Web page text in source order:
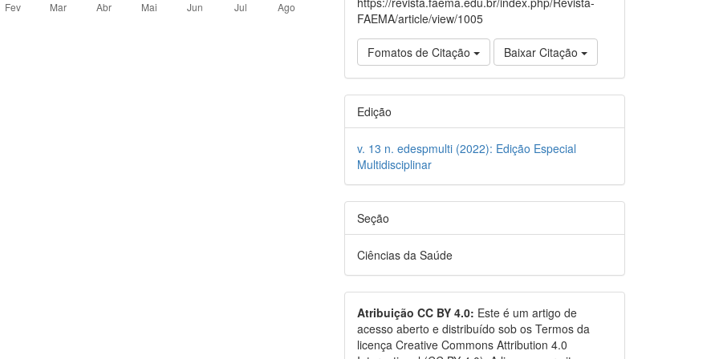
FAEMA/article/view/1005
Fomatos de Citação Baixar Citação
Edição
v. 13 n. edespmulti (2022): Edição Especial
Multidisciplinar
Seção
Ciências da Saúde
Atribuição CC BY 4.0: Este é um artigo de
acesso aberto e distribuído sob os Termos da
licença Creative Commons Attribution 4.0